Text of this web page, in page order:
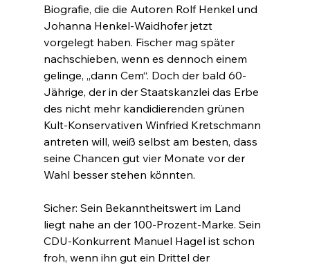
Biografie, die die Autoren Rolf Henkel und
Johanna Henkel-Waidhofer jetzt
vorgelegt haben. Fischer mag später
nachschieben, wenn es dennoch einem
gelinge, „dann Cem“. Doch der bald 60-
Jährige, der in der Staatskanzlei das Erbe
des nicht mehr kandidierenden grünen
Kult-Konservativen Winfried Kretschmann
antreten will, weiß selbst am besten, dass
seine Chancen gut vier Monate vor der
Wahl besser stehen könnten.
Sicher: Sein Bekanntheitswert im Land
liegt nahe an der 100-Prozent-Marke. Sein
CDU-Konkurrent Manuel Hagel ist schon
froh, wenn ihn gut ein Drittel der